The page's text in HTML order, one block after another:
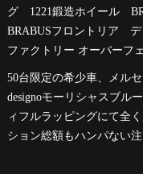
グ 1221鍛造ホイール
BRABUSフロントリア
ファクトリー オーバーフ
50台限定の希少車、メル
designoモーリシャスブル
ィフルラッピングにて全
ション総額もハンパない注